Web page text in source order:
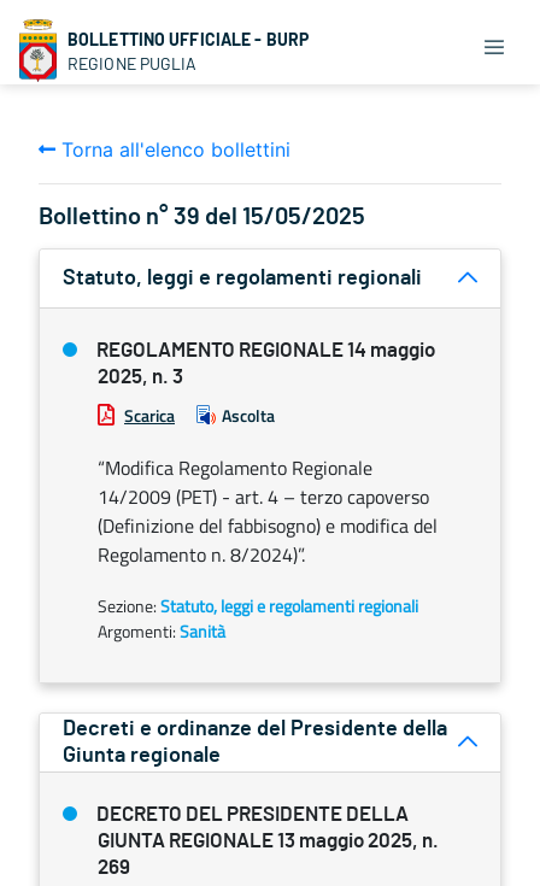
BOLLETTINO UFFICIALE - BURP
REGIONE PUGLIA
Torna all'elenco bollettini
Bollettino n° 39 del 15/05/2025
Statuto, leggi e regolamenti regionali
REGOLAMENTO REGIONALE 14 maggio
2025, n. 3
Scarica Ascolta
“Modifica Regolamento Regionale
14/2009 (PET) - art. 4 – terzo capoverso
(Definizione del fabbisogno) e modifica del
Regolamento n. 8/2024)”.
Sezione:Statuto, leggi e regolamenti regionali
Argomenti:Sanità
Decreti e ordinanze del Presidente della
Giunta regionale
DECRETO DEL PRESIDENTE DELLA
GIUNTA REGIONALE 13 maggio 2025, n.
269